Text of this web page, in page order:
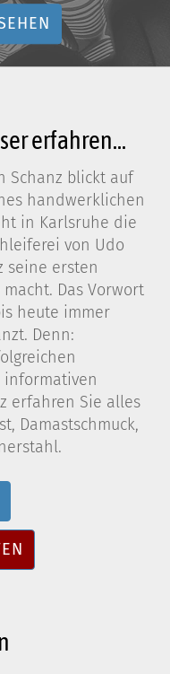
erfahren...
Schanz blickt auf
handwerklichen
in Karlsruhe die
von Udo
seine ersten
Das Vorwort
heute immer
Denn:
informativen
erfahren Sie alles
Damastschmuck,